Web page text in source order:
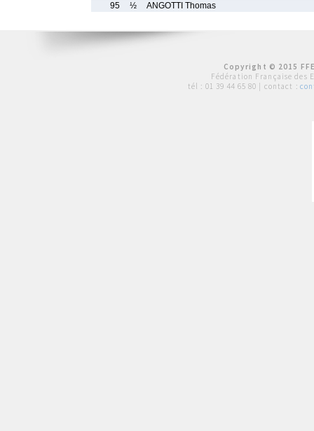
95
½ ANGOTTI Thomas
Copyright © 2015
Fédération Française des
tél : 01 39 44 65 80 | contact :